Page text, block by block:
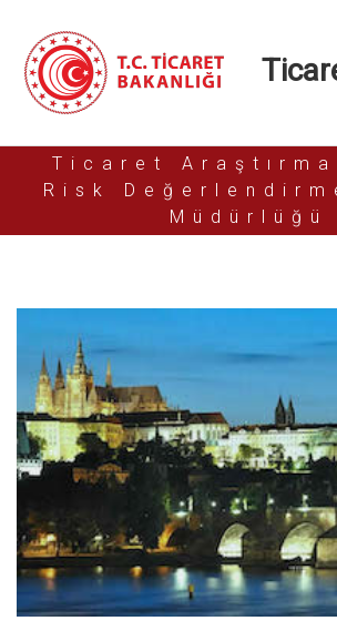
Ticaret
Risk
Müdürlüğü